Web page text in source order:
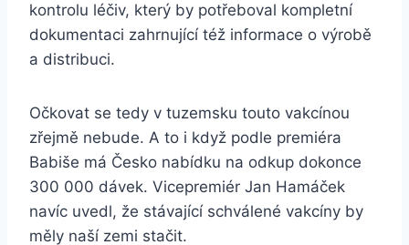
kontrolu léčiv, který by potřeboval kompletní
dokumentaci zahrnující též informace o výrobě
a distribuci.
Očkovat se tedy v tuzemsku touto vakcínou
zřejmě nebude. A to i když podle premiéra
Babiše má Česko nabídku na odkup dokonce
300 000 dávek. Vicepremiér Jan Hamáček
navíc uvedl, že stávající schválené vakcíny by
měly naší zemi stačit.